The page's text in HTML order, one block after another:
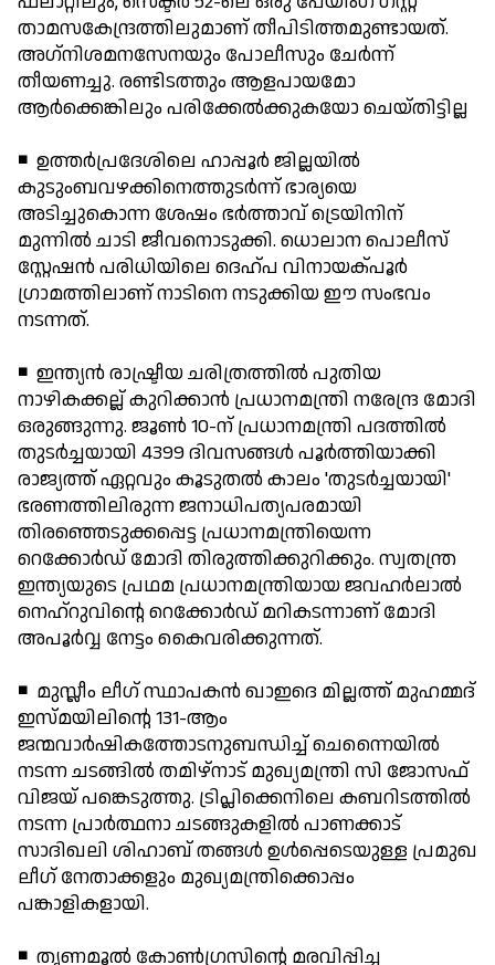
താമസകേന്ദ്രത്തിലുമാണ് തീപിടിത്തമുണ്ടായത്.
അഗ്‌നിശമനസേനയും പോലീസും ചേര്‍ന്ന്
തീയണച്ചു. രണ്ടിടത്തും ആളപായമോ
ആര്‍ക്കെങ്കിലും പരിക്കേല്‍ക്കുകയോ ചെയ്തിട്ടില്ല
◾ ഉത്തര്‍പ്രദേശിലെ ഹാപ്പൂര്‍ ജില്ലയില്‍
കുടുംബവഴക്കിനെത്തുടര്‍ന്ന് ഭാര്യയെ
അടിച്ചുകൊന്ന ശേഷം ഭര്‍ത്താവ് ട്രെയിനിന്
മുന്നില്‍ ചാടി ജീവനൊടുക്കി. ധൊലാന പൊലീസ്
സ്റ്റേഷന്‍ പരിധിയിലെ ദെഹ്പ വിനായക്പൂര്‍
ഗ്രാമത്തിലാണ് നാടിനെ നടുക്കിയ ഈ സംഭവം
നടന്നത്.
◾ ഇന്ത്യന്‍ രാഷ്ട്രീയ ചരിത്രത്തില്‍ പുതിയ
നാഴികക്കല്ല് കുറിക്കാന്‍ പ്രധാനമന്ത്രി നരേന്ദ്ര മോദി
ഒരുങ്ങുന്നു. ജൂണ്‍ 10-ന് പ്രധാനമന്ത്രി പദത്തില്‍
തുടര്‍ച്ചയായി 4399 ദിവസങ്ങള്‍ പൂര്‍ത്തിയാക്കി
രാജ്യത്ത് ഏറ്റവും കൂടുതല്‍ കാലം 'തുടര്‍ച്ചയായി'
ഭരണത്തിലിരുന്ന ജനാധിപത്യപരമായി
തിരഞ്ഞെടുക്കപ്പെട്ട പ്രധാനമന്ത്രിയെന്ന
റെക്കോര്‍ഡ് മോദി തിരുത്തിക്കുറിക്കും. സ്വതന്ത്ര
ഇന്ത്യയുടെ പ്രഥമ പ്രധാനമന്ത്രിയായ ജവഹര്‍ലാല്‍
നെഹ്റുവിന്റെ റെക്കോര്‍ഡ് മറികടന്നാണ് മോദി
അപൂര്‍വ്വ നേട്ടം കൈവരിക്കുന്നത്.
◾ മുസ്ലീം ലീഗ് സ്ഥാപകന്‍ ഖാഇദെ മില്ലത്ത് മുഹമ്മദ്
ഇസ്മയിലിന്റെ 131-ആം
ജന്മവാര്‍ഷികത്തോടനുബന്ധിച്ച് ചെന്നൈയില്‍
നടന്ന ചടങ്ങില്‍ തമിഴ്‌നാട് മുഖ്യമന്ത്രി സി ജോസഫ്
വിജയ് പങ്കെടുത്തു. ട്രിപ്ലിക്കെനിലെ കബറിടത്തില്‍
നടന്ന പ്രാര്‍ത്ഥനാ ചടങ്ങുകളില്‍ പാണക്കാട്
സാദിഖലി ശിഹാബ് തങ്ങള്‍ ഉള്‍പ്പെടെയുള്ള പ്രമുഖ
ലീഗ് നേതാക്കളും മുഖ്യമന്ത്രിക്കൊപ്പം
പങ്കാളികളായി.
◾ തൃണമൂല്‍ കോണ്‍ഗ്രസിന്റെ മരവിപ്പിച്ച